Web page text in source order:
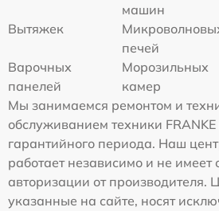
машин
Вытяжек
печей
Варочных
панелей
Морозильных
камер
Мы занимаемся ремонтом и
обслуживанием техники
гарантийного периода. Наш
работает независимо и не
авторизации от производителя.
указанные на сайте, носят